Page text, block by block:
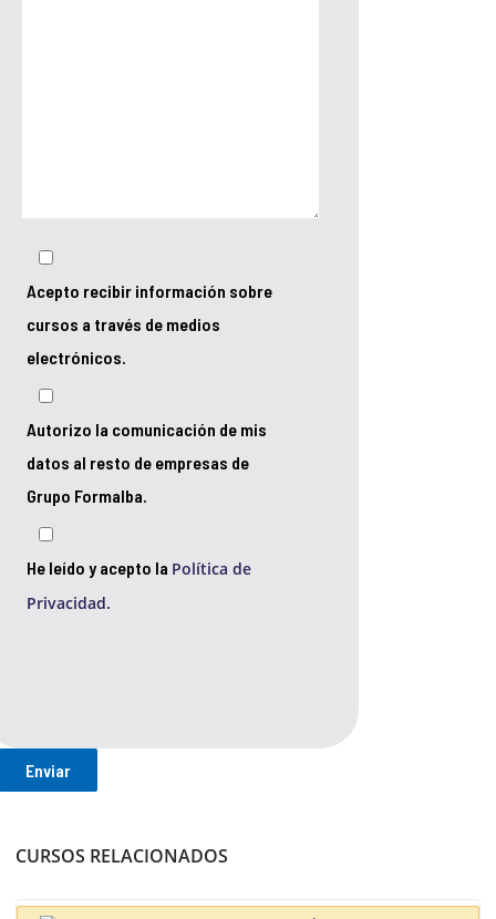
Acepto recibir información sobre
cursos a través de medios
electrónicos.
Autorizo la comunicación de mis
datos al resto de empresas de
Grupo Formalba.
He leído y acepto la Política de
Privacidad.
CURSOS RELACIONADOS